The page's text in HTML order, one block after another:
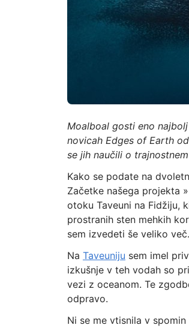
Moalboal gosti eno
novicah Edges of Earth
se jih naučili o
Kako se podate na
Začetke našega projekta »
otoku Taveuni na Fidžiju,
prostranih sten mehkih
sem izvedeti še veliko več.
Na Taveuniju sem imel
izkušnje v teh vodah so
vezi z oceanom. Te
odpravo.
Ni se me vtisnila v